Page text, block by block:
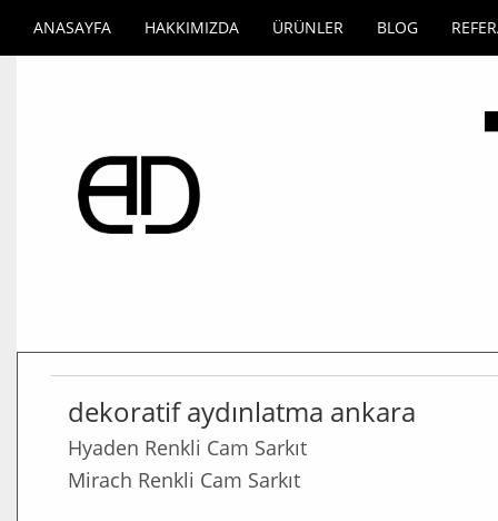
ANASAYFA HAKKIMIZDA ÜRÜNLER BLOG
dekoratif aydınlatma ankara
Hyaden Renkli Cam Sarkıt
Mirach Renkli Cam Sarkıt